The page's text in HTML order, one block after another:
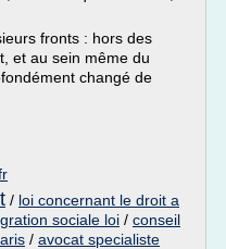
fronts : hors des
et au sein même du
changé de
/ loi concernant le droit a
sociale loi / conseil
/ avocat specialiste